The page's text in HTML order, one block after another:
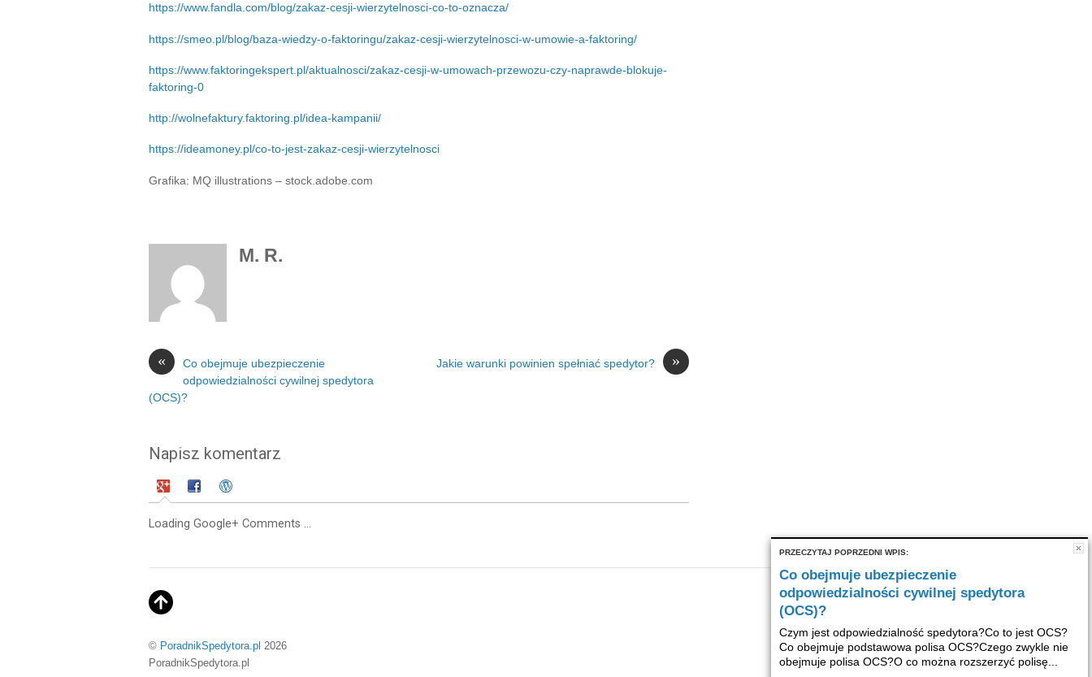
https://www.fandla.com/blog/zakaz-cesji-wierzytelnosci-co-to-oznacza/
https://smeo.pl/blog/baza-wiedzy-o-faktoringu/zakaz-cesji-wierzytelnosci-w-umowie-a-faktoring/
https://www.faktoringekspert.pl/aktualnosci/zakaz-cesji-w-umowach-przewozu-czy-naprawde-blokuje-
faktoring-0
http://wolnefaktury.faktoring.pl/idea-kampanii/
https://ideamoney.pl/co-to-jest-zakaz-cesji-wierzytelnosci
Grafika: MQ illustrations – stock.adobe.com
M. R.
«
Co obejmuje ubezpieczenie
odpowiedzialności cywilnej spedytora
(OCS)?
»
Jakie warunki powinien spełniać spedytor?
Napisz komentarz
Loading Google+ Comments ...
© PoradnikSpedytora.pl 2026
PoradnikSpedytora.pl
PRZECZYTAJ POPRZEDNI WPIS:
Co obejmuje ubezpieczenie
odpowiedzialności cywilnej spedytora
(OCS)?
Czym jest odpowiedzialność spedytora?Co to jest OCS?
Co obejmuje podstawowa polisa OCS?Czego zwykle nie
obejmuje polisa OCS?O co można rozszerzyć polisę...